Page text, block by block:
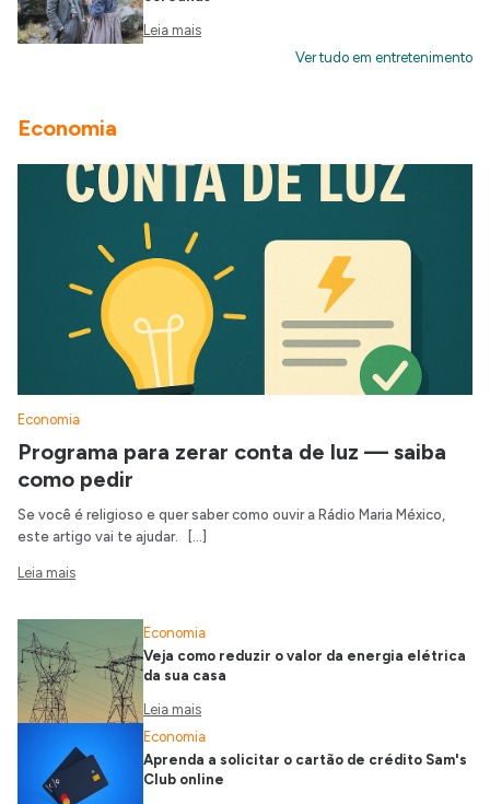
Leia mais
Ver tudo em entretenimento
Economia
Economia
Programa para zerar conta de luz — saiba
como pedir
Se você é religioso e quer saber como ouvir a Rádio Maria México,
este artigo vai te ajudar. […]
Leia mais
Economia
Veja como reduzir o valor da energia elétrica
da sua casa
Leia mais
Economia
Aprenda a solicitar o cartão de crédito Sam's
Club online